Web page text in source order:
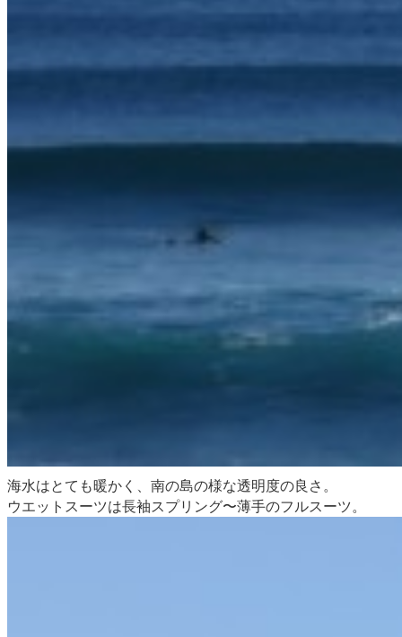
海水はとても暖かく、南の島の様な透明度の良さ。
ウエットスーツは長袖スプリング〜薄手のフルスーツ。